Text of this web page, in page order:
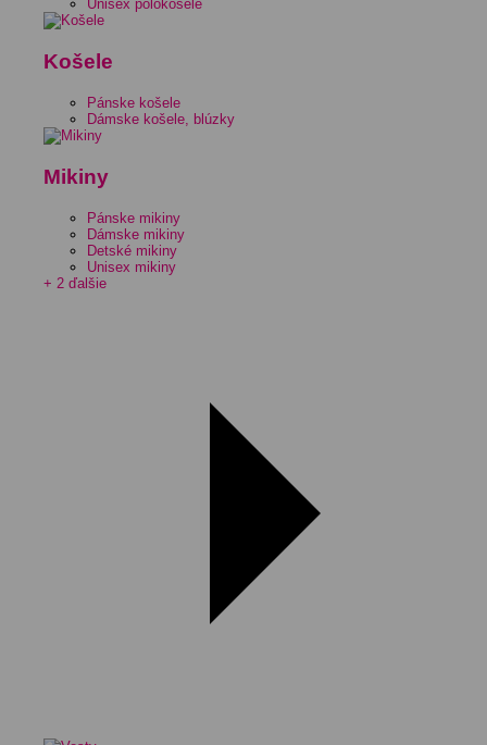
Unisex polokošele
Košele
Pánske košele
Dámske košele, blúzky
Mikiny
Pánske mikiny
Dámske mikiny
Detské mikiny
Unisex mikiny
+ 2 ďalšie